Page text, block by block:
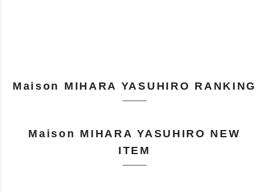
Maison MIHARA YASUHIRO RANKING
Maison MIHARA YASUHIRO NEW
ITEM